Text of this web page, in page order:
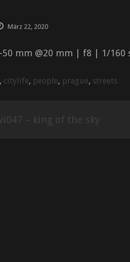
März 22, 2020
50 mm @20 mm | f8 | 1/160
, citylife, people, prague, streets
– king of the sky